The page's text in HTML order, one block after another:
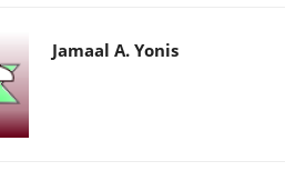
Jamaal A. Yonis